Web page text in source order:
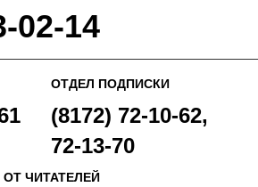
02-14
ОТДЕЛ ПОДПИСКИ
(8172) 72-10-62,
72-13-70
ЧИТАТЕЛЕЙ